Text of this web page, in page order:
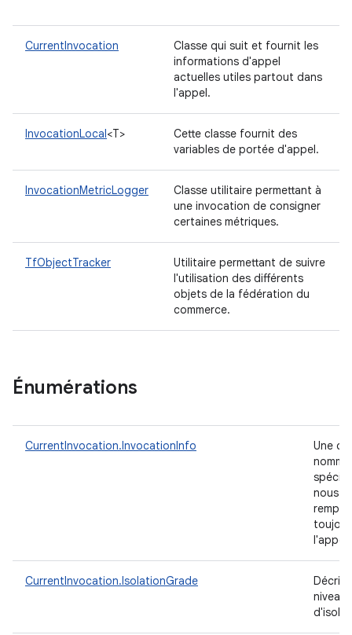
CurrentInvocation
Classe qui suit et fournit les
informations d'appel
actuelles utiles partout dans
l'appel.
InvocationLocal<T>
Cette classe fournit des
variables de portée d'appel.
InvocationMetricLogger
Classe utilitaire permettant à
une invocation de consigner
certaines métriques.
TfObjectTracker
Utilitaire permettant de suivre
l'utilisation des différents
objets de la fédération du
commerce.
Énumérations
CurrentInvocation.InvocationInfo
Une clé
nous
CurrentInvocation.IsolationGrade
Décrit
niveau